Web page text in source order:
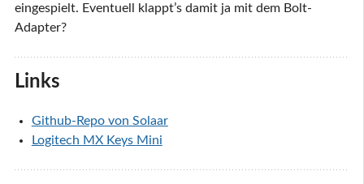
eingespielt. Eventuell klappt’s damit ja mit dem Bolt-
Adapter?
Links
Github-Repo von Solaar
Logitech MX Keys Mini